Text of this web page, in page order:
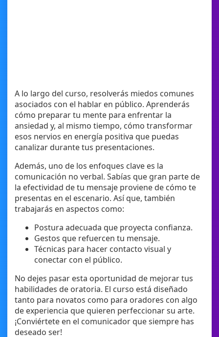
A lo largo del curso, resolverás miedos comunes
asociados con el hablar en público. Aprenderás
cómo preparar tu mente para enfrentar la
ansiedad y, al mismo tiempo, cómo transformar
esos nervios en energía positiva que puedas
canalizar durante tus presentaciones.
Además, uno de los enfoques clave es la
comunicación no verbal. Sabías que gran parte de
la efectividad de tu mensaje proviene de cómo te
presentas en el escenario. Así que, también
trabajarás en aspectos como:
Postura adecuada que proyecta confianza.
Gestos que refuercen tu mensaje.
Técnicas para hacer contacto visual y
conectar con el público.
No dejes pasar esta oportunidad de mejorar tus
habilidades de oratoria. El curso está diseñado
tanto para novatos como para oradores con algo
de experiencia que quieren perfeccionar su arte.
¡Conviértete en el comunicador que siempre has
deseado ser!